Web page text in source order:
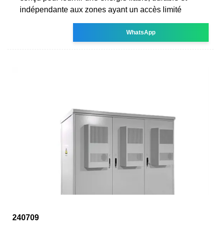
indépendante aux zones ayant un accès limité
WhatsApp
240709